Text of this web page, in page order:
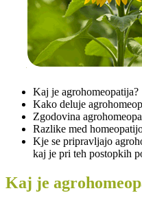
Kaj je agrohomeopatija?
Kako deluje
Zgodovina
Razlike med
Kje se pripravljajo
kaj je pri teh postopkih
Kaj je